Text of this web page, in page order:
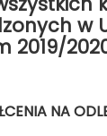
w
2019/
NA